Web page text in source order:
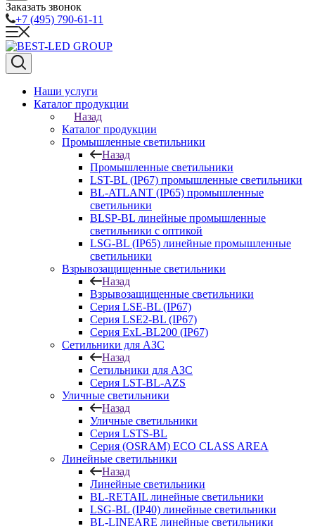
Заказать звонок
+7 (495) 790-61-11
Наши услуги
Каталог продукции
Назад
Каталог продукции
Промышленные светильники
Назад
Промышленные светильники
LST-BL (IP67) промышленные светильники
BL-ATLANT (IP65) промышленные
светильники
BLSP-BL линейные промышленные
светильники с оптикой
LSG-BL (IP65) линейные промышленные
светильники
Взрывозащищенные светильники
Назад
Взрывозащищенные светильники
Серия LSE-BL (IP67)
Серия LSE2-BL (IP67)
Серия ExL-BL200 (IP67)
Сетильники для АЗС
Назад
Сетильники для АЗС
Серия LST-BL-AZS
Уличные светильники
Назад
Уличные светильники
Серия LSTS-BL
Серия (ОSRAM) ECO CLASS AREA
Линейные светильники
Назад
Линейные светильники
BL-RETAIL линейные светильники
LSG-BL (IP40) линейные светильники
BL-LINEARE линейные светильники